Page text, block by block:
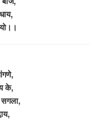
के,
सगला,